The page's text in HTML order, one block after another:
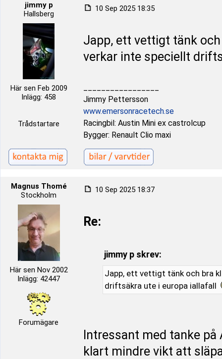
jimmy p
Hallsberg
Här sen Feb 2009
Inlägg: 458
Trådstartare
10 Sep 2025 18:35
Japp, ett vettigt tänk
verkar inte speciellt
Jimmy Pettersson
www.emersonracetech.se
Racingbil: Austin Mini ex castrolcup
Bygger: Renault Clio maxi
Magnus Thomé
Stockholm
Här sen Nov 2002
Inlägg: 42447
Forumägare
10 Sep 2025 18:37
Re:
jimmy p skrev:
Japp, ett vettigt tänk och bra
driftsäkra ute i europa iallafall
Intressant med tanke
klart mindre vikt att